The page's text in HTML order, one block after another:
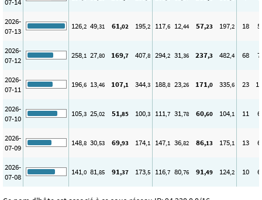
07-14
2026-
07-13
126,2 49,31 61,02 195,2 117,6 12,44 57,23 197,2 18 5
2026-
07-12
258,1 27,80 169,7 407,8 294,2 31,36 237,3 482,4 68 7
2026-
07-11
196,6 13,46 107,1 344,3 188,8 23,26 171,0 335,6 23 10
2026-
07-10
105,3 25,02 51,85 100,3 111,7 31,78 60,60 104,1 11 6
2026-
07-09
148,8 30,53 69,93 174,1 147,1 36,82 86,13 175,1 13 6
2026-
07-08
141,0 81,85 91,37 173,5 116,7 80,76 91,49 124,2 10 6